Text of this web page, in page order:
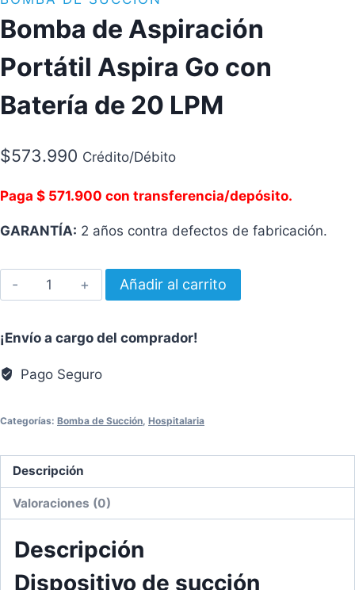
Bomba de Aspiración
Portátil Aspira Go con
Batería de 20 LPM
$573.990 Crédito/Débito
Paga $ 571.900 con transferencia/depósito.
GARANTÍA: 2 años contra defectos de fabricación.
Bomba
de
Portátil
Go
Batería
20
LPM
Añadir al carrito
¡Envío a cargo del comprador!
Pago Seguro
Categorías: Bomba de Succión Hospitalaria
Descripción
Valoraciones (0)
Descripción
Dispositivo de succión